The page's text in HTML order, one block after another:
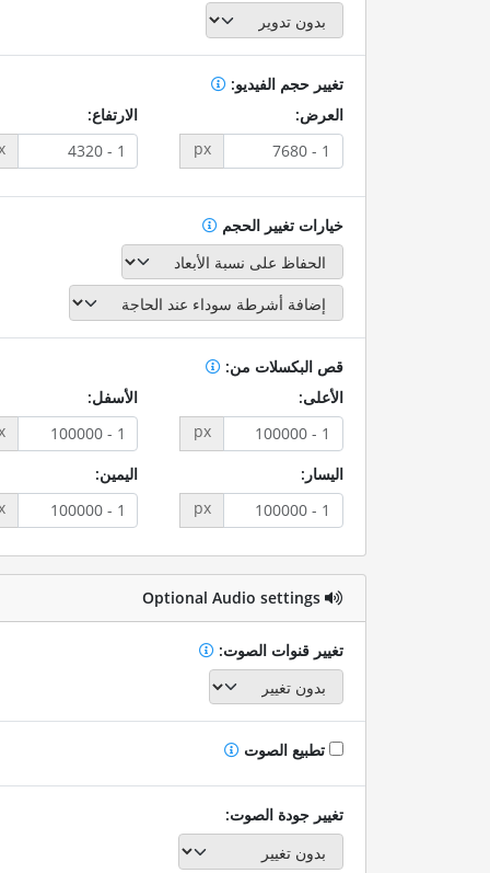
تغيير حجم الفيديو:
العرض:
px
الارتفاع:
خيارات تغيير الحجم
قص البكسلات من:
الأعلى:
px
الأسفل:
اليسار:
px
اليمين:
Optional Audio settings
تغيير قنوات الصوت:
تطبيع الصوت
تغيير جودة الصوت: